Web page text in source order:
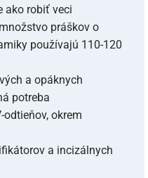
ako robiť veci
práškov o
používajú 110-120
a opáknych
potreba
okrem
a incizálnych